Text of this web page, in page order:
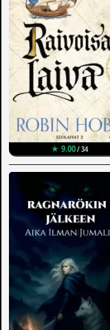
★ 9.00/ 34